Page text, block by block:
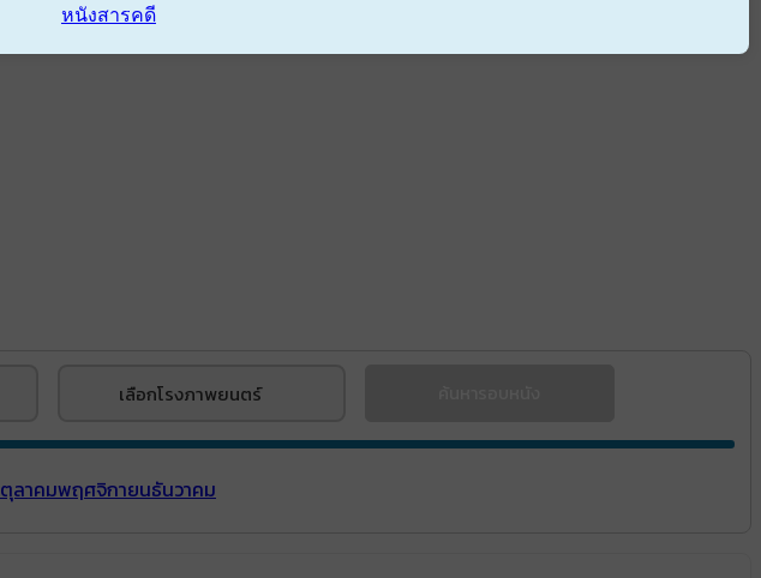
หนังสารคดี
เลือกโรงภาพยนตร์
ตุลาคมพฤศจิกายนธันวาคม